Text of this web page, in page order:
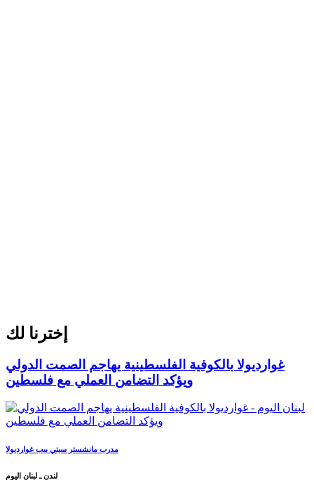
إخترنا لك
غوارديولا بالكوفية الفلسطينية يهاجم الصمت الدولي
ويؤكد التضامن العملي مع فلسطين
مدرب مانشستر سيتي بيب غوارديولا
لندن ـ لبنان اليوم